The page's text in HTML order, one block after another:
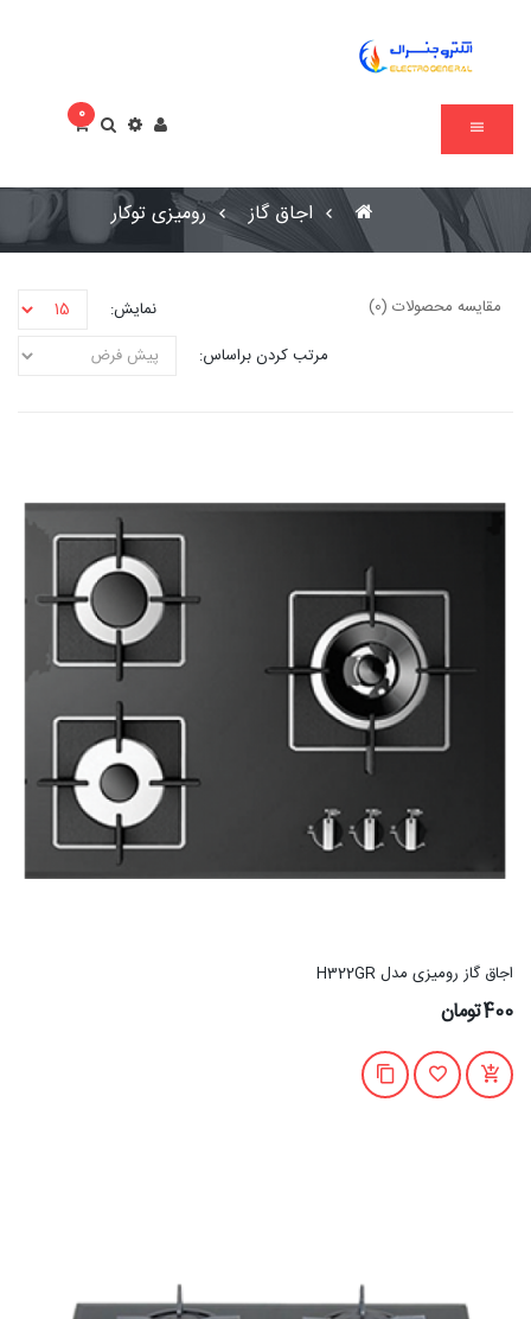
0
اجاق گاز رومیزی توکار
مقایسه محصولات (0)
نمایش:
مرتب کردن براساس:
اجاق گاز رومیزی مدل H322GR
400تومان